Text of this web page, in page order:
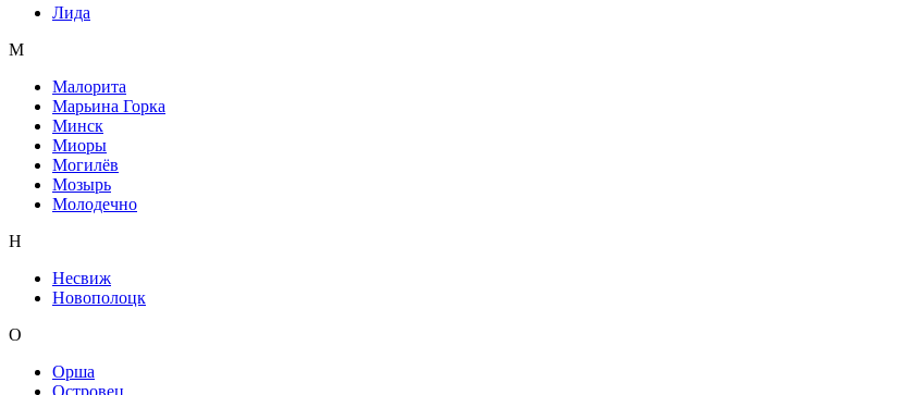
Лида
М
Малорита
Марьина Горка
Минск
Миоры
Могилёв
Мозырь
Молодечно
Н
Несвиж
Новополоцк
О
Орша
Островец